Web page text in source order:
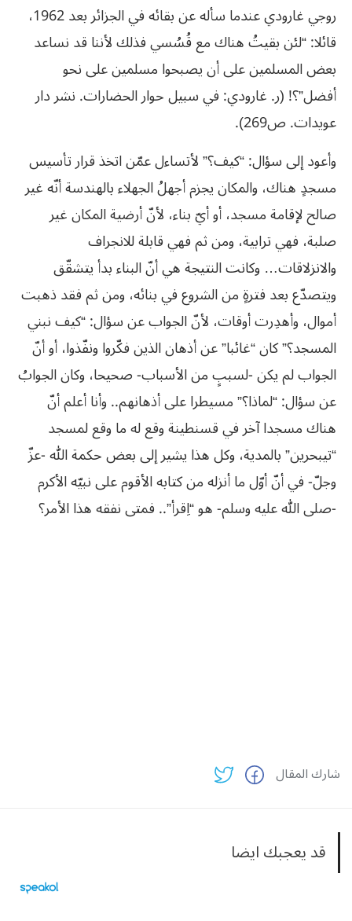
روجي غارودي عندما سأله عن بقائه في الجزائر بعد 1962،
قائلا: “لئن بقيتُ هناك مع قُسُسي فذلك لأننا قد نساعد
بعض المسلمين على أن يصبحوا مسلمين على نحو
أفضل”؟! (ر. غارودي: في سبيل حوار الحضارات. نشر دار
عويدات. ص269).
وأعود إلى سؤال: “كيف؟” لأتساءل عمّن اتخذ قرار تأسيس
مسجدٍ هناك، والمكان يجزم أجهلُ الجهلاء بالهندسة أنّه غير
صالح لإقامة مسجد، أو أيّ بناء، لأنّ أرضية المكان غير
صلبة، فهي ترابية، ومن ثم فهي قابلة للانجراف
والانزلاقات… وكانت النتيجة هي أنّ البناء بدأ يتشقّق
ويتصدّع بعد فترةٍ من الشروع في بنائه، ومن ثم فقد ذهبت
أموال، وأهدِرت أوقات، لأنّ الجواب عن سؤال: “كيف نبني
المسجد؟” كان “غائبا” عن أذهان الذين فكّروا ونفّذوا، أو أنّ
الجواب لم يكن -لسببٍ من الأسباب- صحيحا، وكان الجوابُ
عن سؤال: “لماذا؟” مسيطرا على أذهانهم.. وأنا أعلم أنّ
هناك مسجدا آخر في قسنطينة وقع له ما وقع لمسجد
“تيبحرين” بالمدية، وكل هذا يشير إلى بعض حكمة الله -عزّ
وجلّ- في أنّ أوّل ما أنزله من كتابه الأقوم على نبيّه الأكرم
-صلى الله عليه وسلم- هو “اِقرأ”.. فمتى نفقه هذا الأمر؟
شارك المقال
قد يعجبك ايضا